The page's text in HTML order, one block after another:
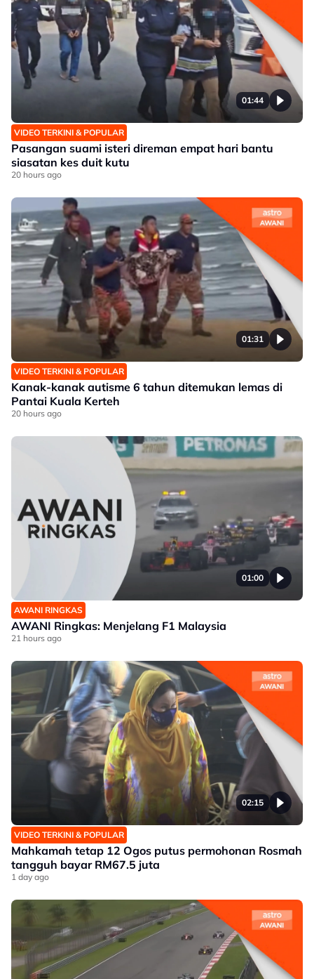
01:44
VIDEO TERKINI & POPULAR
Pasangan suami isteri direman empat hari bantu
siasatan kes duit kutu
20 hours ago
01:31
VIDEO TERKINI & POPULAR
Kanak-kanak autisme 6 tahun ditemukan lemas di
Pantai Kuala Kerteh
20 hours ago
01:00
AWANI RINGKAS
AWANI Ringkas: Menjelang F1 Malaysia
21 hours ago
02:15
VIDEO TERKINI & POPULAR
Mahkamah tetap 12 Ogos putus permohonan Rosmah
tangguh bayar RM67.5 juta
1 day ago